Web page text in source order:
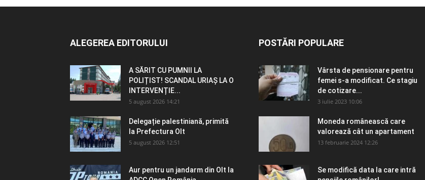
ALEGEREA EDITORULUI
A SĂRIT CU PUMNII LA
POLIȚIST! SCANDAL URIAȘ LA O
INTERVENȚIE...
5 august 2026 14:21
Delegație palestiniană, primită
la Prefectura Olt
5 august 2026 12:51
Aur pentru un jandarm din Olt la
POSTĂRI POPULARE
Vârsta de pensionare pentru
femei s-a modificat. Ce stagiu
de cotizare...
3 iulie 2023 10:06
Moneda românească care
valorează cât un apartament
13 februarie 2024 12:26
Se modifică data la care intră